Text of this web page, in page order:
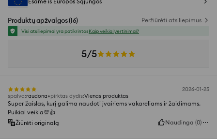
Produktų apžvalgos(16) Peržiūrėti atsiliepimus
Visi atsiliepimai yra patikrintosKaip veikia įvertinimai?
5/5
2026-01-25
spalva:raudona pirktas dydis:Vienas produktas
Super žaislas, kurį galima naudoti įvairiems vakarėliams ir žaidimams.
Puikiai veikia💯👍️
Žiūrėti originalą
Naudinga (0)